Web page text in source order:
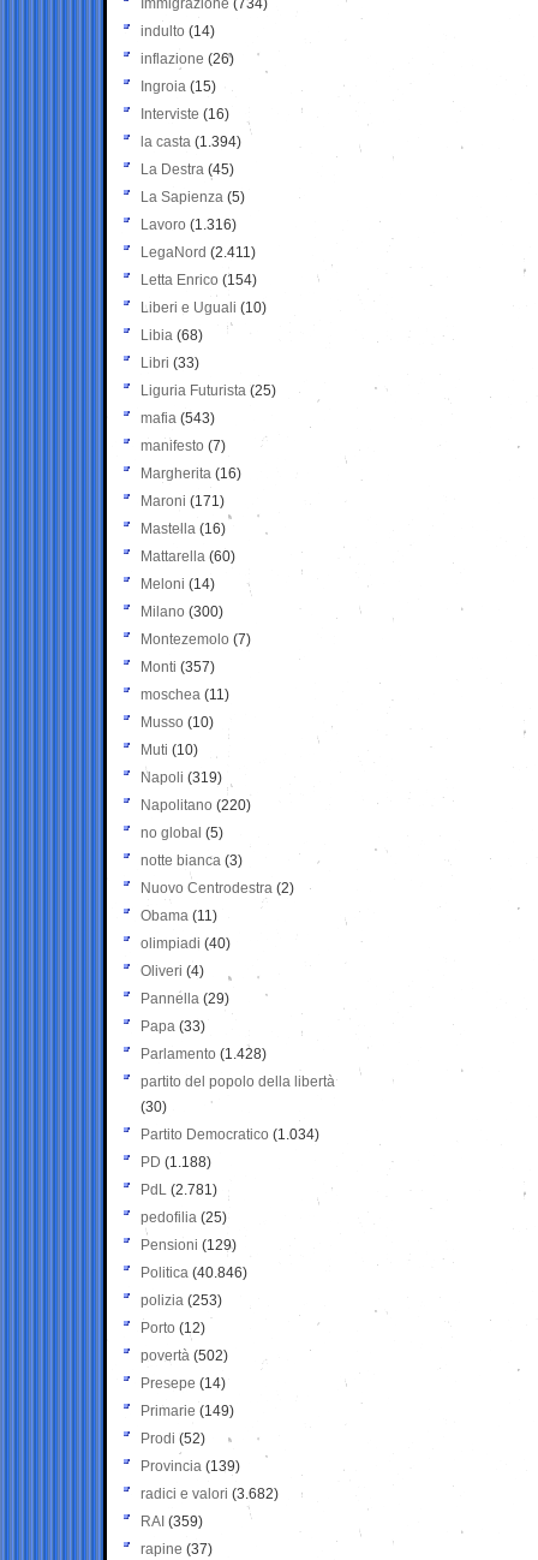
Immigrazione (734)
indulto (14)
inflazione (26)
Ingroia (15)
Interviste (16)
la casta (1.394)
La Destra (45)
La Sapienza (5)
Lavoro (1.316)
LegaNord (2.411)
Letta Enrico (154)
Liberi e Uguali (10)
Libia (68)
Libri (33)
Liguria Futurista (25)
mafia (543)
manifesto (7)
Margherita (16)
Maroni (171)
Mastella (16)
Mattarella (60)
Meloni (14)
Milano (300)
Montezemolo (7)
Monti (357)
moschea (11)
Musso (10)
Muti (10)
Napoli (319)
Napolitano (220)
no global (5)
notte bianca (3)
Nuovo Centrodestra (2)
Obama (11)
olimpiadi (40)
Oliveri (4)
Pannella (29)
Papa (33)
Parlamento (1.428)
partito del popolo della libertà
(30)
Partito Democratico (1.034)
PD (1.188)
PdL (2.781)
pedofilia (25)
Pensioni (129)
Politica (40.846)
polizia (253)
Porto (12)
povertà (502)
Presepe (14)
Primarie (149)
Prodi (52)
Provincia (139)
radici e valori (3.682)
RAI (359)
rapine (37)